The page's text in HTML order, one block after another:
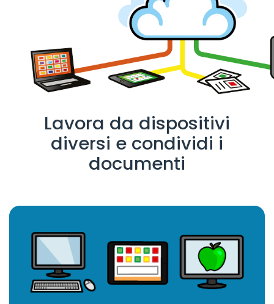
Lavora da dispositivi
diversi e condividi i
documenti